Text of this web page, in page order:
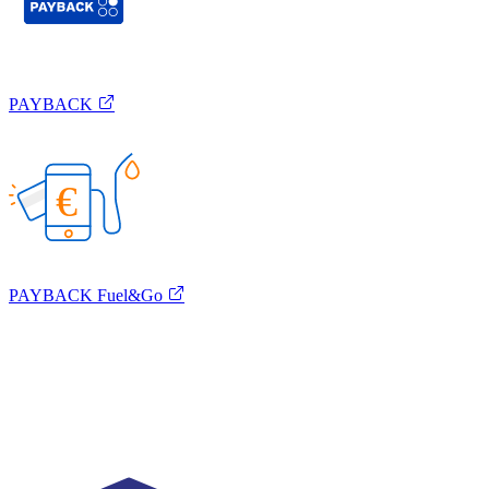
PAYBACK
€
PAYBACK Fuel&Go